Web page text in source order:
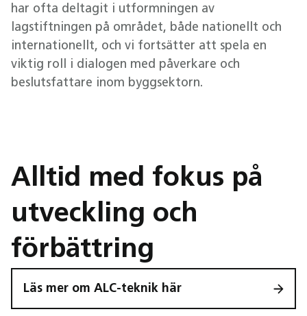
har ofta deltagit i utformningen av
lagstiftningen på området, både nationellt och
internationellt, och vi fortsätter att spela en
viktig roll i dialogen med påverkare och
beslutsfattare inom byggsektorn.
Alltid med fokus på
utveckling och
förbättring
Läs mer om ALC-teknik här